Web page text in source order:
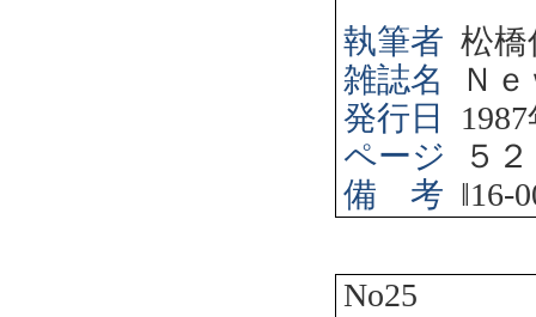
執筆者 松橋
雑誌名
Ｎ
発行日
1987
ページ
５
備 考 ‖16-
No25